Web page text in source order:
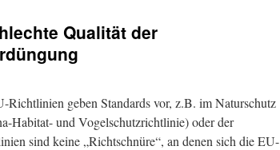
Ems
Qualität der
geben Standards vor, z.B. im Naturschutz
Habitat- und Vogelschutzrichtlinie) oder der
sind keine „Richtschnüre“, an denen sich die EU-